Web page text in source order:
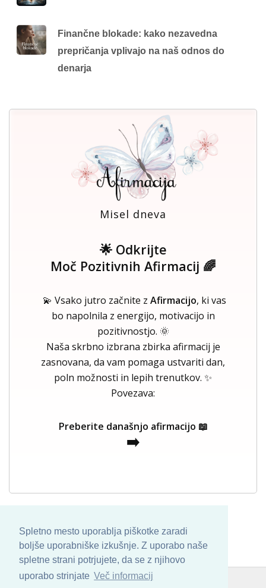
Spletno mesto uporablja piškotke zaradi
boljše uporabniške izkušnje. Z uporabo naše
spletne strani potrjujete, da se z njihovo
uporabo strinjate Več informacij
Finančne blokade: kako nezavedna
prepričanja vplivajo na naš odnos do
denarja
Misel dneva
🌟 Odkrijte
Moč Pozitivnih Afirmacij 🌈
💫 Vsako jutro začnite z Afirmacijo, ki vas
bo napolnila z energijo, motivacijo in
pozitivnostjo. 🌞
Naša skrbno izbrana zbirka afirmacij je
zasnovana, da vam pomaga ustvariti dan,
poln možnosti in lepih trenutkov. ✨
Povezava:
Preberite današnjo afirmacijo 📖
➡️